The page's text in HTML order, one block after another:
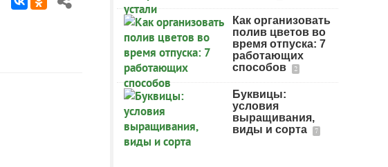
Как организовать
полив цветов во
время отпуска: 7
работающих
способов
2
Буквицы:
условия
выращивания,
виды и сорта
7